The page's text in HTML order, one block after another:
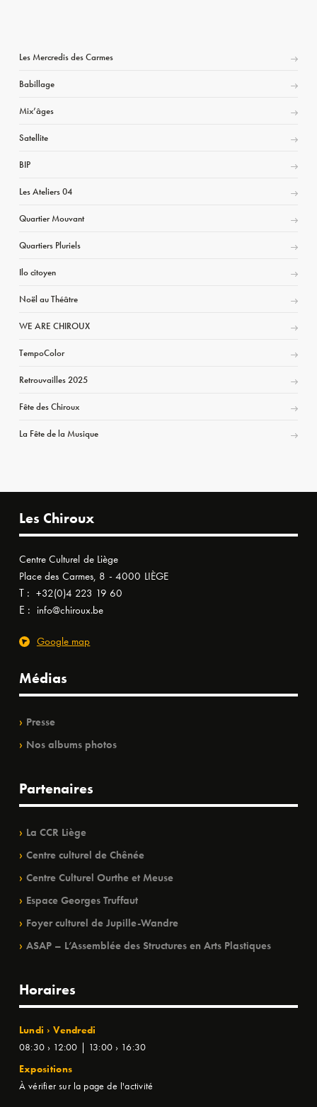
Les Mercredis des Carmes
Babillage
Mix’âges
Satellite
BIP
Les Ateliers 04
Quartier Mouvant
Quartiers Pluriels
Ilo citoyen
Noël au Théâtre
WE ARE CHIROUX
TempoColor
Retrouvailles 2025
Fête des Chiroux
La Fête de la Musique
Les Chiroux
Centre Culturel de Liège
Place des Carmes, 8 - 4000 LIÈGE
T : +32(0)4 223 19 60
E : info@chiroux.be
Google map
Médias
Presse
Nos albums photos
Partenaires
La CCR Liège
Centre culturel de Chênée
Centre Culturel Ourthe et Meuse
Espace Georges Truffaut
Foyer culturel de Jupille-Wandre
ASAP – L’Assemblée des Structures en Arts Plastiques
Horaires
Lundi › Vendredi
08:30 › 12:00 | 13:00 › 16:30
Expositions
À vérifier sur la page de l'activité